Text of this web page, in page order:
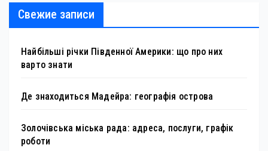
Свежие записи
Найбільші річки Південної Америки: що про них
варто знати
Де знаходиться Мадейра: географія острова
Золочівська міська рада: адреса, послуги, графік
роботи